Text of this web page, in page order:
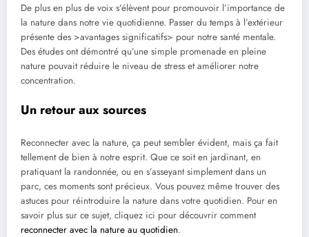
De plus en plus de voix s’élèvent pour promouvoir l’importance de
la nature dans notre vie quotidienne. Passer du temps à l’extérieur
présente des >avantages significatifs> pour notre santé mentale.
Des études ont démontré qu’une simple promenade en pleine
nature pouvait réduire le niveau de stress et améliorer notre
concentration.
Un retour aux sources
Reconnecter avec la nature, ça peut sembler évident, mais ça fait
tellement de bien à notre esprit. Que ce soit en jardinant, en
pratiquant la randonnée, ou en s’asseyant simplement dans un
parc, ces moments sont précieux. Vous pouvez même trouver des
astuces pour réintroduire la nature dans votre quotidien. Pour en
savoir plus sur ce sujet, cliquez ici pour découvrir comment
reconnecter avec la nature au quotidien.